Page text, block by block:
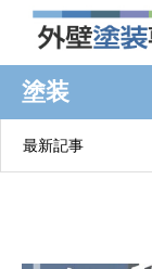
塗装
最新記事